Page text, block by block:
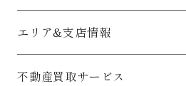
エリア&支店情報
不動産買取サービス